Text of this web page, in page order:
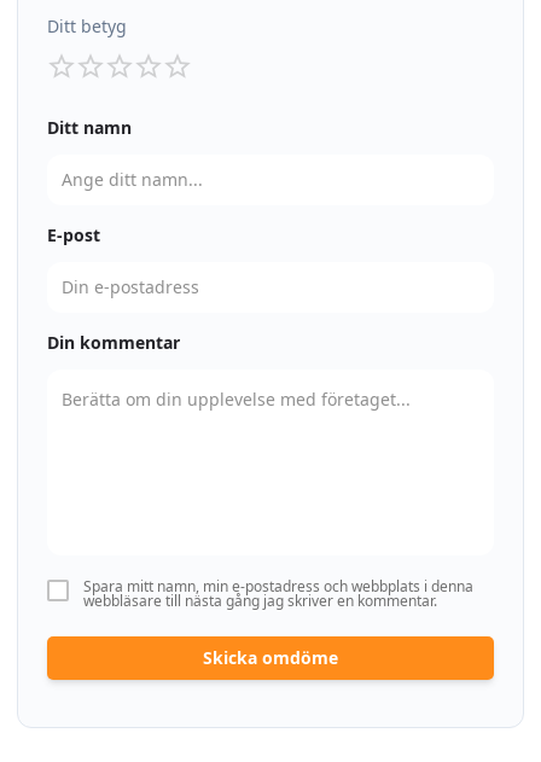
Ditt betyg
Ditt namn
E-post
Din kommentar
Spara mitt namn, min e-postadress och webbplats i denna
webbläsare till nästa gång jag skriver en kommentar.
Skicka omdöme